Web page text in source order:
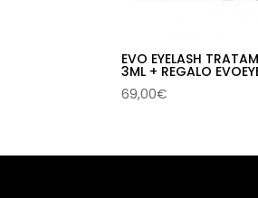
EVO EYELASH
3ML + REGALO
69,00€